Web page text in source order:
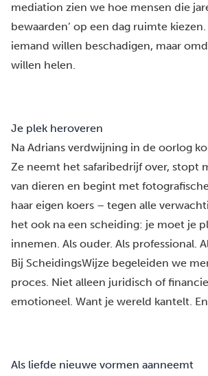
mediation zien we hoe mensen die
bewaarden’ op een dag ruimte
iemand willen beschadigen, maar
willen helen.
Je plek heroveren
Na Adrians verdwijning in de oorlog
Ze neemt het safaribedrijf over, stopt
van dieren en begint met fotografische
haar eigen koers – tegen alle
het ook na een scheiding: je moet je
innemen. Als ouder. Als professional.
Bij ScheidingsWijze begeleiden we
proces. Niet alleen juridisch of
emotioneel. Want je wereld kantelt.
Als liefde nieuwe vormen aanneemt